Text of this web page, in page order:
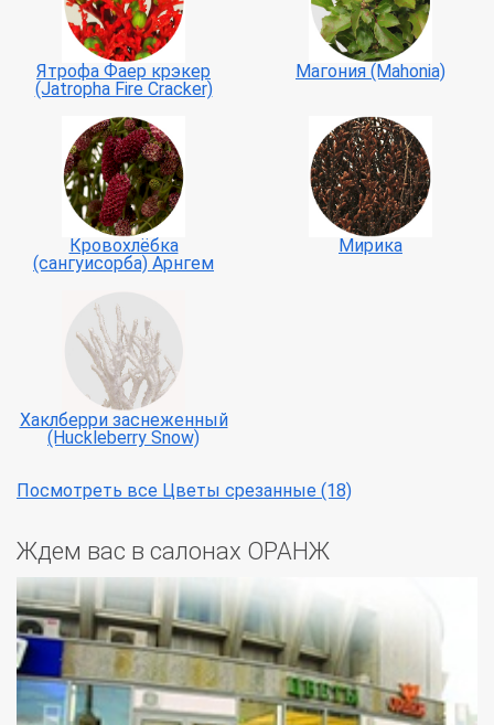
Ятрофа Фаер крэкер
(Jatropha Fire Cracker)
Магония (Mahonia)
Кровохлёбка
(сангуисорба) Арнгем
Мирика
Хаклберри заснеженный
(Huckleberry Snow)
Посмотреть все Цветы срезанные (18)
Ждем вас в салонах ОРАНЖ